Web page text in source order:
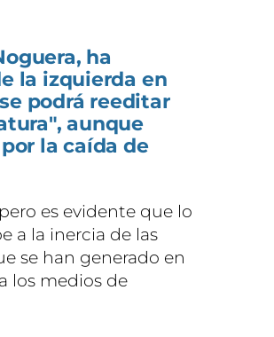
ha
la izquierda en
podrá reeditar
aunque
la caída de
es evidente que lo
a la inercia de las
se han generado en
los medios de